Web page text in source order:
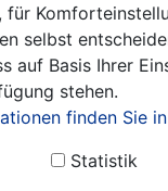
für
selbst
auf Basis Ihrer
stehen.
finden Sie
Statistik
In
was
gibt es